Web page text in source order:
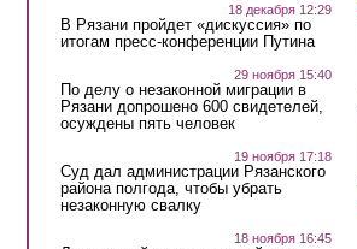
18 декабря 12:29
В Рязани пройдет «дискуссия» по
итогам пресс-конференции Путина
29 ноября 15:40
По делу о незаконной миграции в
Рязани допрошено 600 свидетелей,
осуждены пять человек
19 ноября 17:18
Суд дал администрации Рязанского
района полгода, чтобы убрать
незаконную свалку
18 ноября 16:45